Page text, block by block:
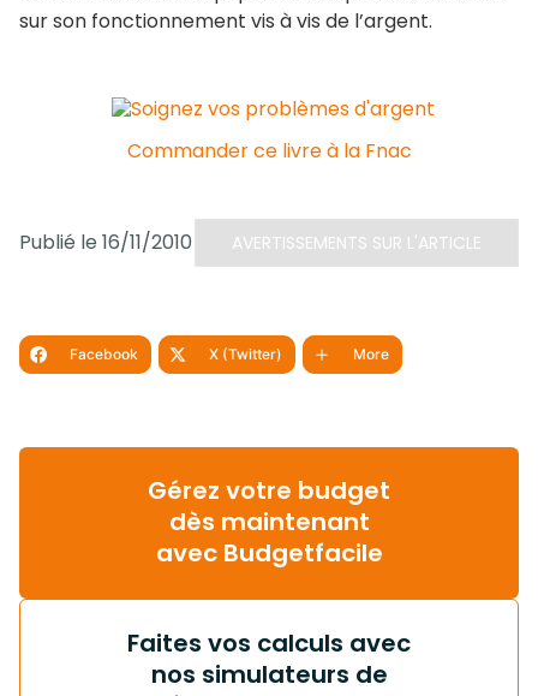
sur son fonctionnement vis à vis de l’argent.
Commander ce livre à la Fnac
Publié le 16/11/2010 AVERTISSEMENTS SUR L'ARTICLE
Facebook X (Twitter) More
Gérez votre budget
dès maintenant
avec Budgetfacile
Faites vos calculs avec
nos simulateurs de